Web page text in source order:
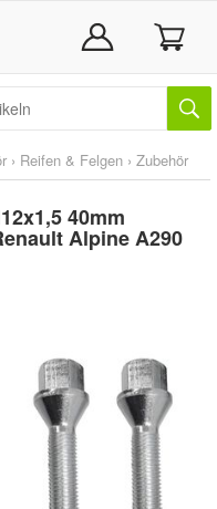
› Reifen & Felgen › Zubehör
40mm
Alpine A290